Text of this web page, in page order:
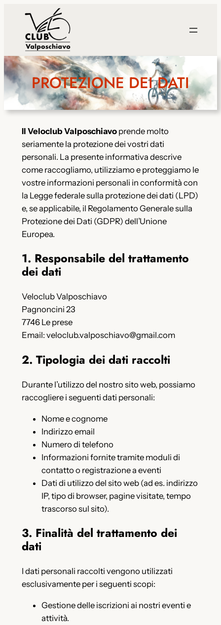
contenuto
PROTEZIONE DEI DATI
Il Veloclub Valposchiavoprende molto
seriamente la protezione dei vostri dati
personali. La presente informativa descrive
come raccogliamo, utilizziamo e proteggiamo le
vostre informazioni personali in conformità con
la Legge federale sulla protezione dei dati (LPD)
e, se applicabile, il Regolamento Generale sulla
Protezione dei Dati (GDPR) dell’Unione
Europea.
1. Responsabile del trattamento
dei dati
Veloclub Valposchiavo
Pagnoncini 23
7746 Le prese
Email: veloclub.valposchiavo@gmail.com
2. Tipologia dei dati raccolti
Durante l’utilizzo del nostro sito web, possiamo
raccogliere i seguenti dati personali:
Nome e cognome
Indirizzo email
Numero di telefono
Informazioni fornite tramite moduli di
contatto o registrazione a eventi
Dati di utilizzo del sito web (ad es. indirizzo
IP, tipo di browser, pagine visitate, tempo
trascorso sul sito).
3. Finalità del trattamento dei
dati
I dati personali raccolti vengono utilizzati
esclusivamente per i seguenti scopi:
Gestione delle iscrizioni ai nostri eventi e
attività.